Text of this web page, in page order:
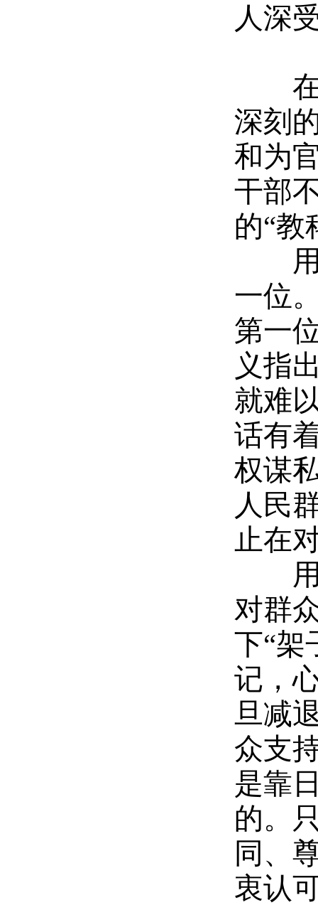
人深
在
深刻
和为
干部
的“教
用
一位
第一
义指
就难
话有
权谋
人民
止在
用
对群
下“架
记，
旦减
众支
是靠
的。
同、
衷认